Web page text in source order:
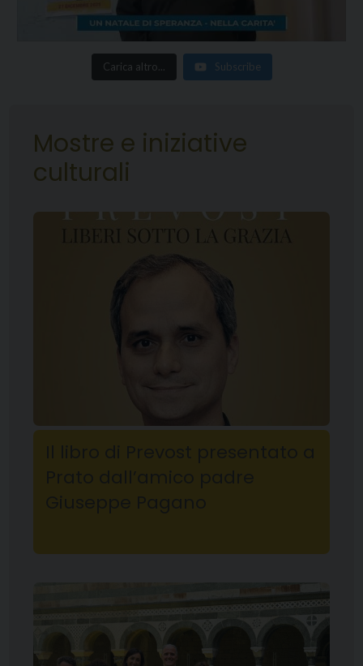
Carica altro... Subscribe
Mostre e iniziative
culturali